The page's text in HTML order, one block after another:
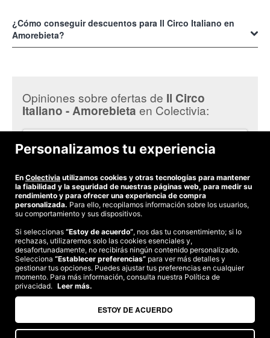
aproximadamente de 10 €, sin embargo, si la adquieres en Colectivia,
por ejemplo, por una entrada en la zona debut en butaca preferente
pagarás tan solo 7 €, es decir, con un30 % de descuento.
¿Cómo conseguir descuentos para Il Circo Italiano en
Amorebieta?
seguramente hallarás la opción ideal para ti de acuerdo a tus gustos y
preferencias, adaptadas a tu presupuesto.
Opiniones sobre ofertas de Il Circo
Italiano - Amorebieta en Colectivia:
Fuimos 2 adultos con un niño: nos reímos un montón,
Repetiría. Gracias!
©2026 Colectivia
Términos y condiciones|Política de privacidad|Política de cookies
Estudio turismo de verano 2020
Personalizamos tu experiencia
En Colectivia utilizamos cookies y otras tecnologías para mantener
la fiabilidad y la seguridad de nuestras páginas web, para medir su
rendimiento y para ofrecer una experiencia de compra
personalizada. Para ello, recopilamos información sobre los usuarios,
su comportamiento y sus dispositivos.
Si seleccionas “Estoy de acuerdo”, nos das tu consentimiento; si lo
rechazas, utilizaremos solo las cookies esenciales y,
desafortunadamente, no recibirás ningún contenido personalizado.
Selecciona “Establecer preferencias” para ver más detalles y
gestionar tus opciones. Puedes ajustar tus preferencias en cualquier
momento. Para más información, consulta nuestra Política de
privacidad. Leer más.
ESTOY DE ACUERDO